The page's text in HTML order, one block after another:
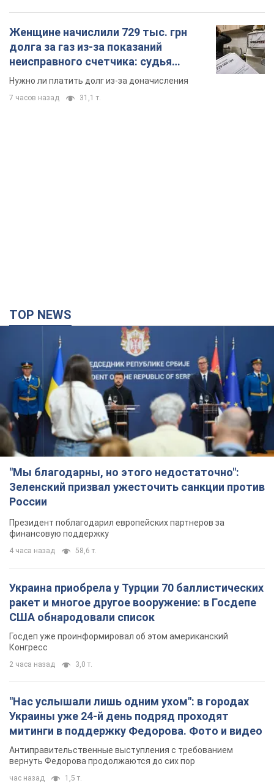
Женщине начислили 729 тыс. грн
долга за газ из-за показаний
неисправного счетчика: судья
вынес неожиданное решение
Нужно ли платить долг из-за доначисления
7 часов назад 31,1 т.
TOP NEWS
"Мы благодарны, но этого недостаточно":
Зеленский призвал ужесточить санкции против
России
Президент поблагодарил европейских партнеров за
финансовую поддержку
4 часа назад 58,6 т.
Украина приобрела у Турции 70 баллистических
ракет и многое другое вооружение: в Госдепе
США обнародовали список
Госдеп уже проинформировал об этом американский
Конгресс
2 часа назад 3,0 т.
"Нас услышали лишь одним ухом": в городах
Украины уже 24-й день подряд проходят
митинги в поддержку Федорова. Фото и видео
Антиправительственные выступления с требованием
вернуть Федорова продолжаются до сих пор
час назад 1,5 т.